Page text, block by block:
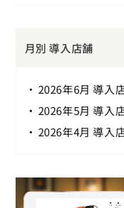
月別 導入店舗
2026年6月 導入
2026年5月 導入
2026年4月 導入